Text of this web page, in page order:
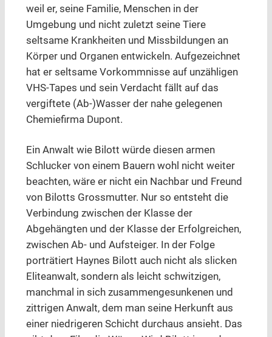
weil er, seine Familie, Menschen in der
Umgebung und nicht zuletzt seine Tiere
seltsame Krankheiten und Missbildungen an
Körper und Organen entwickeln. Aufgezeichnet
hat er seltsame Vorkommnisse auf unzähligen
VHS-Tapes und sein Verdacht fällt auf das
vergiftete (Ab-)Wasser der nahe gelegenen
Chemiefirma Dupont.
Ein Anwalt wie Bilott würde diesen armen
Schlucker von einem Bauern wohl nicht weiter
beachten, wäre er nicht ein Nachbar und Freund
von Bilotts Grossmutter. Nur so entsteht die
Verbindung zwischen der Klasse der
Abgehängten und der Klasse der Erfolgreichen,
zwischen Ab- und Aufsteiger. In der Folge
porträtiert Haynes Bilott auch nicht als slicken
Eliteanwalt, sondern als leicht schwitzigen,
manchmal in sich zusammengesunkenen und
zittrigen Anwalt, dem man seine Herkunft aus
einer niedrigeren Schicht durchaus ansieht. Das